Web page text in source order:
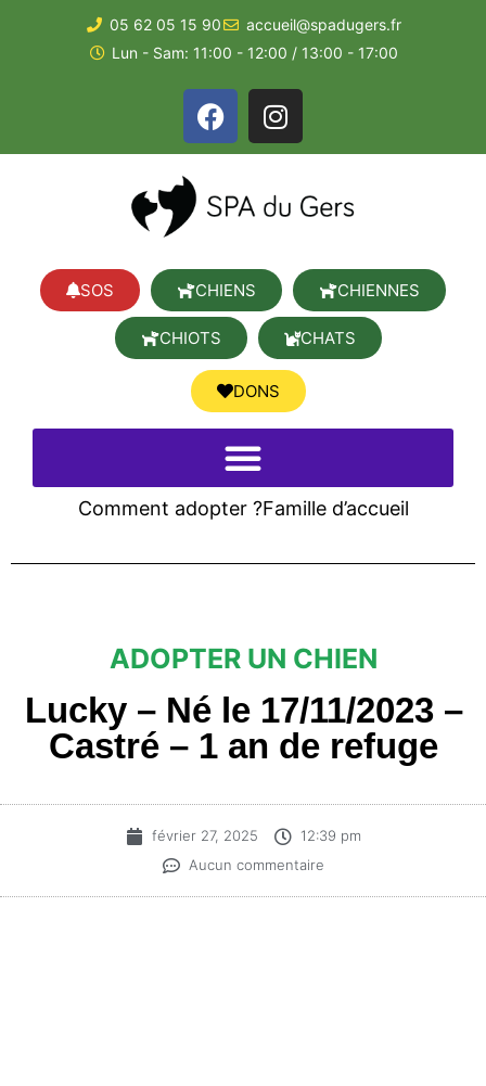
05 62 05 15 90
accueil@spadugers.fr
Lun - Sam: 11:00 - 12:00 / 13:00 - 17:00
SOS CHIENS CHIENNES
CHIOTS CHATS
DONS
Comment adopter ?Famille d’accueil
ADOPTER UN CHIEN
Lucky – Né le 17/11/2023 –
Castré – 1 an de refuge
février 27, 2025
12:39 pm
Aucun commentaire